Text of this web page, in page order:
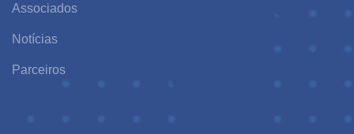
Associados
Notícias
Parceiros